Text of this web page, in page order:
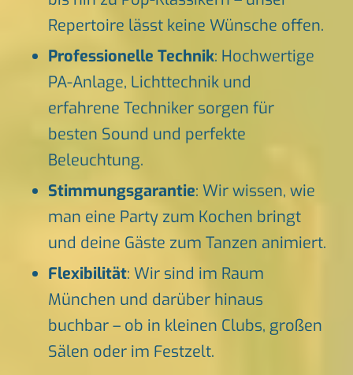
Repertoire lässt keine Wünsche offen.
Professionelle Technik: Hochwertige
PA-Anlage, Lichttechnik und
erfahrene Techniker sorgen für
besten Sound und perfekte
Beleuchtung.
Stimmungsgarantie: Wir wissen, wie
man eine Party zum Kochen bringt
und deine Gäste zum Tanzen animiert.
Flexibilität: Wir sind im Raum
München und darüber hinaus
buchbar – ob in kleinen Clubs, großen
Sälen oder im Festzelt.